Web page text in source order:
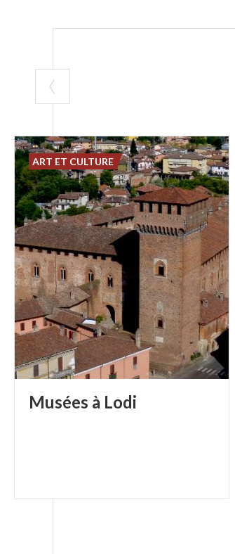
Musées à Lodi
ART ET CULTURE